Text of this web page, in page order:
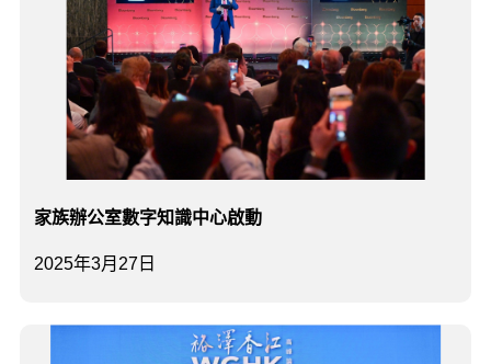
2025年3月27日
家族辦公室數字知識中心啟動